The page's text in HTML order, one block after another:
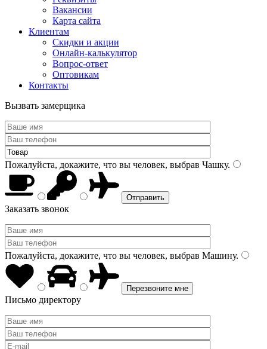
Вакансии
Карта сайта
Клиентам
Скидки и акции
Онлайн-калькулятор
Вопрос-ответ
Оптовикам
Контакты
Вызвать замерщика
Пожалуйста, докажите, что вы человек, выбрав Чашку.
Заказать звонок
Пожалуйста, докажите, что вы человек, выбрав Машину.
Письмо директору